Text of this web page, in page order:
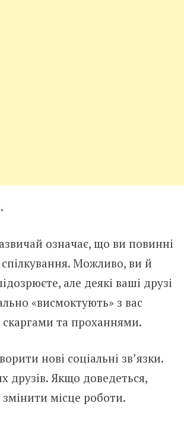
означає, що ви повинні
Можливо, ви й
але деякі ваші друзі
«висмоктують» з вас
та проханнями.
нові соціальні зв’язки.
друзів. Якщо доведеться,
змінити місце роботи.